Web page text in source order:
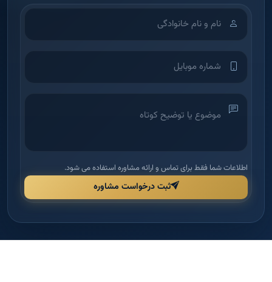
اطلاعات شما فقط برای تماس و ارائه مشاوره استفاده می شود.
ثبت درخواست مشاوره